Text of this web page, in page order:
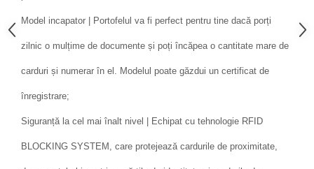
Model incapator | Portofelul va fi perfect pentru tine dacă porți
zilnic o mulțime de documente și poți încăpea o cantitate mare de
carduri și numerar în el. Modelul poate găzdui un certificat de
înregistrare;
Siguranță la cel mai înalt nivel | Echipat cu tehnologie RFID
BLOCKING SYSTEM, care protejează cardurile de proximitate,